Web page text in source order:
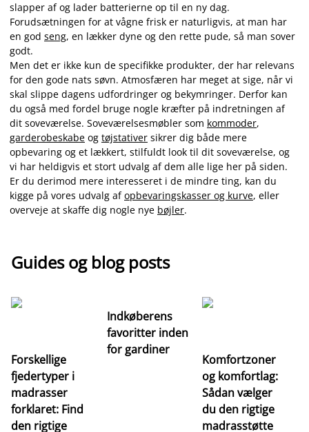
slapper af og lader batterierne op til en ny dag.
Forudsætningen for at vågne frisk er naturligvis, at man har
en god seng, en lækker dyne og den rette pude, så man sover
godt.
Men det er ikke kun de specifikke produkter, der har relevans
for den gode nats søvn. Atmosfæren har meget at sige, når vi
skal slippe dagens udfordringer og bekymringer. Derfor kan
du også med fordel bruge nogle kræfter på indretningen af
dit soveværelse. Soveværelsesmøbler som kommoder,
garderobeskabe og tøjstativer sikrer dig både mere
opbevaring og et lækkert, stilfuldt look til dit soveværelse, og
vi har heldigvis et stort udvalg af dem alle lige her på siden.
Er du derimod mere interesseret i de mindre ting, kan du
kigge på vores udvalg afopbevaringskasser og kurve, eller
overveje at skaffe dig nogle nye bøjler.
Guides og blog posts
Forskellige
fjedertyper i
madrasser
forklaret: Find
den rigtige
Indkøberens
favoritter inden
for gardiner
Komfortzoner
og komfortlag:
Sådan vælger
du den rigtige
madrasstøtte